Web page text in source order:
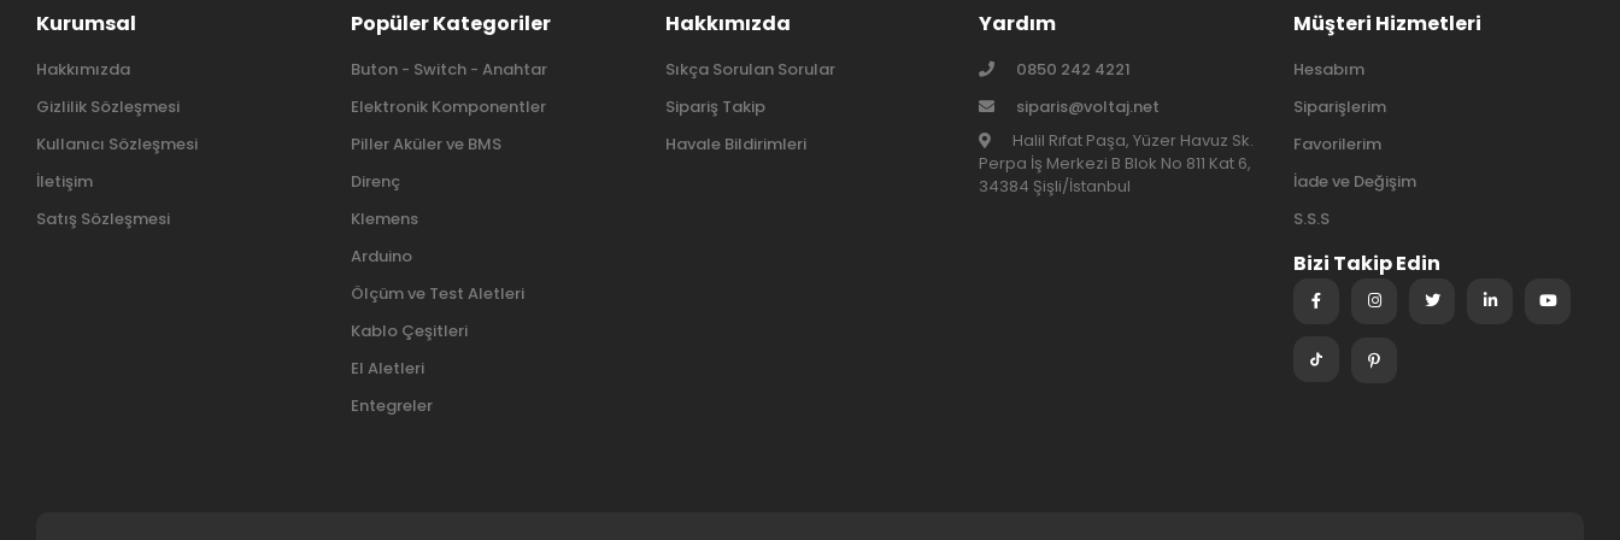
Kurumsal
Hakkımızda
Gizlilik Sözleşmesi
Kullanıcı Sözleşmesi
İletişim
Satış Sözleşmesi
Popüler Kategoriler
Buton - Switch - Anahtar
Elektronik Komponentler
Piller Aküler ve BMS
Direnç
Klemens
Arduino
Ölçüm ve Test Aletleri
Kablo Çeşitleri
El Aletleri
Entegreler
Hakkımızda
Sıkça Sorulan Sorular
Sipariş Takip
Havale Bildirimleri
Yardım
0850 242 4221
siparis@voltaj.net
Halil Rıfat Paşa, Yüzer Havuz Sk.
Perpa İş Merkezi B Blok No 811 Kat 6,
34384 Şişli/İstanbul
Müşteri Hizmetleri
Hesabım
Siparişlerim
Favorilerim
İade ve Değişim
S.S.S
Bizi Takip Edin